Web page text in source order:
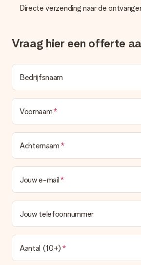
Er wordt geen factuur meegestuurd bij
gerust het cadeau gelijk bij de
het echt een verrassing!
Directe verzending naar de
Vraag hier een offerte
Bedrijfsnaam
Voornaam
Achternaam
Jouw e-mail
Jouw telefoonnummer
Aantal (10+)